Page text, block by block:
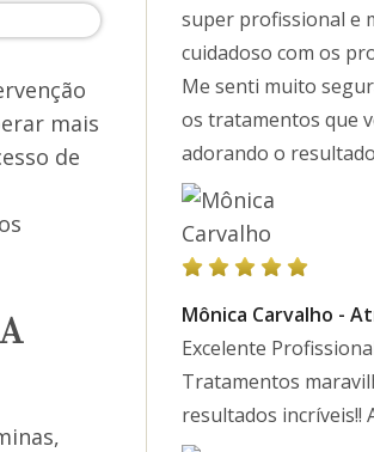
mais
de
super profissional e
cuidadoso com os
Me senti muito
os tratamentos que
adorando o
Mônica Carvalho -
Excelente
Tratamentos
resultados incríveis!!